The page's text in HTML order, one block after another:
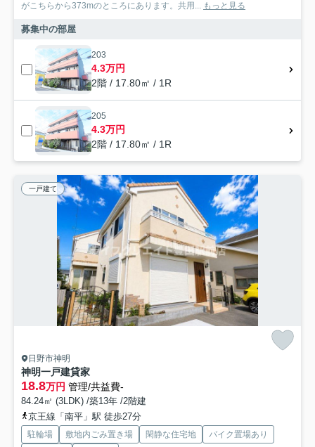
がこちらから373mのところにあります。共用... もっと見る
募集中の部屋
203
4.3万円
2階 / 17.80㎡ / 1R
205
4.3万円
2階 / 17.80㎡ / 1R
一戸建て
日野市神明
神明一戸建貸家
18.8万円 管理/共益費-
84.24㎡ (3LDK) /築13年 /2階建
京王線「南平」駅 徒歩27分
駐輪場 敷地内ごみ置き場 閑静な住宅地
バイク置場あり